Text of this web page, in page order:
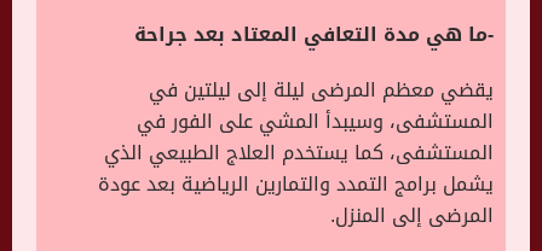
-ما هي مدة التعافي المعتاد بعد جراحة
يقضي معظم المرضى ليلة إلى ليلتين في
المستشفى، وسيبدأ المشي على الفور في
المستشفى، كما يستخدم العلاج الطبيعي الذي
يشمل برامج التمدد والتمارين الرياضية بعد عودة
المرضى إلى المنزل.